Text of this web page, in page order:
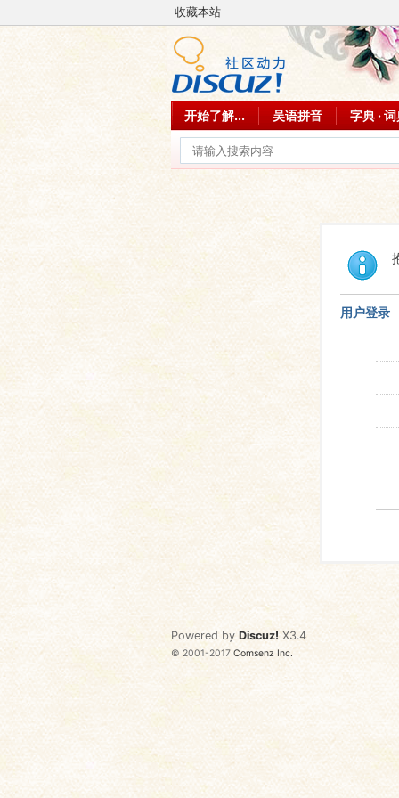
收藏本站
开始了解... 吴语拼音 字典 ·
用户登录
Powered by Discuz! X3.4
© 2001-2017Comsenz Inc.